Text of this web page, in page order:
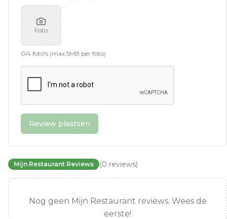
Foto
0/4 foto's (max 5MB per foto)
Review plaatsen
Mijn Restaurant Reviews (0 reviews)
Nog geen Mijn Restaurant reviews. Wees de
eerste!